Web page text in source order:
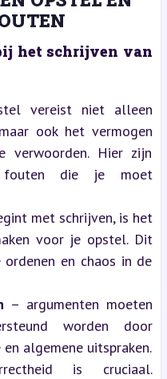
het schrijven van
vereist niet alleen
ook het vermogen
verwoorden. Hier zijn
fouten die je moet
met schrijven, is het
voor je opstel. Dit
en chaos in de
– argumenten moeten
worden door
algemene uitspraken.
is cruciaal.